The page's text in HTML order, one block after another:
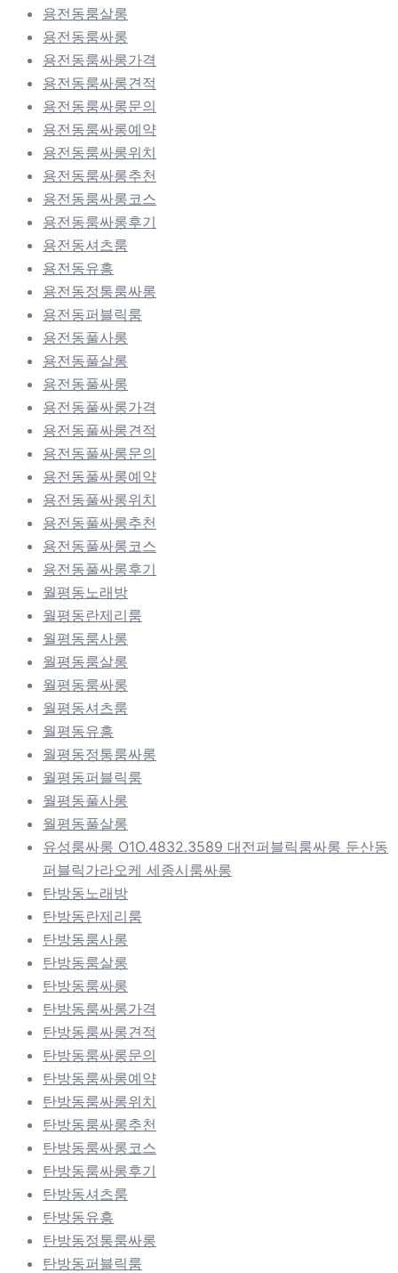
용전동룸살롱
용전동룸싸롱
용전동룸싸롱가격
용전동룸싸롱견적
용전동룸싸롱문의
용전동룸싸롱예약
용전동룸싸롱위치
용전동룸싸롱추천
용전동룸싸롱코스
용전동룸싸롱후기
용전동셔츠룸
용전동유흥
용전동정통룸싸롱
용전동퍼블릭룸
용전동풀사롱
용전동풀살롱
용전동풀싸롱
용전동풀싸롱가격
용전동풀싸롱견적
용전동풀싸롱문의
용전동풀싸롱예약
용전동풀싸롱위치
용전동풀싸롱추천
용전동풀싸롱코스
용전동풀싸롱후기
월평동노래방
월평동란제리룸
월평동룸사롱
월평동룸살롱
월평동룸싸롱
월평동셔츠룸
월평동유흥
월평동정통룸싸롱
월평동퍼블릭룸
월평동풀사롱
월평동풀살롱
유성룸싸롱 O1O.4832.3589 대전퍼블릭룸싸롱 둔산동
퍼블릭가라오케 세종시룸싸롱
탄방동노래방
탄방동란제리룸
탄방동룸사롱
탄방동룸살롱
탄방동룸싸롱
탄방동룸싸롱가격
탄방동룸싸롱견적
탄방동룸싸롱문의
탄방동룸싸롱예약
탄방동룸싸롱위치
탄방동룸싸롱추천
탄방동룸싸롱코스
탄방동룸싸롱후기
탄방동셔츠룸
탄방동유흥
탄방동정통룸싸롱
탄방동퍼블릭룸